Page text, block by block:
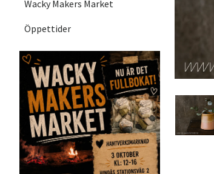
Wacky Makers Market
Öppettider